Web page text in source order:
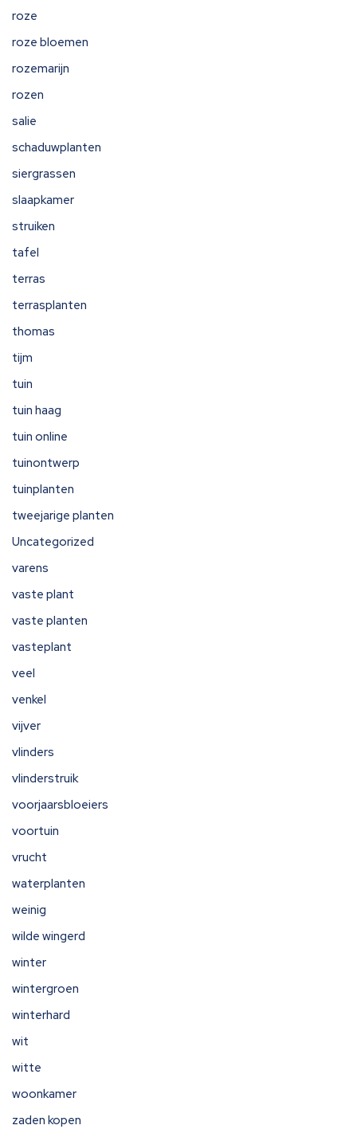
roze
roze bloemen
rozemarijn
rozen
salie
schaduwplanten
siergrassen
slaapkamer
struiken
tafel
terras
terrasplanten
thomas
tijm
tuin
tuin haag
tuin online
tuinontwerp
tuinplanten
tweejarige planten
Uncategorized
varens
vaste plant
vaste planten
vasteplant
veel
venkel
vijver
vlinders
vlinderstruik
voorjaarsbloeiers
voortuin
vrucht
waterplanten
weinig
wilde wingerd
winter
wintergroen
winterhard
wit
witte
woonkamer
zaden kopen